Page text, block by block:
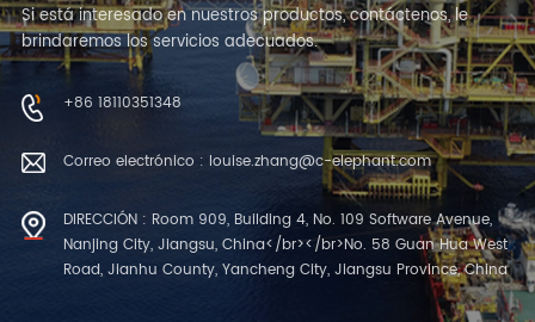
Si está interesado en nuestros productos, contáctenos, le
brindaremos los servicios adecuados.
+86 18110351348
Correo electrónico : louise.zhang@c-elephant.com
DIRECCIÓN : Room 909, Building 4, No. 109 Software Avenue,
Nanjing City, Jiangsu, China</br></br>No. 58 Guan Hua West
Road, Jianhu County, Yancheng City, Jiangsu Province, China